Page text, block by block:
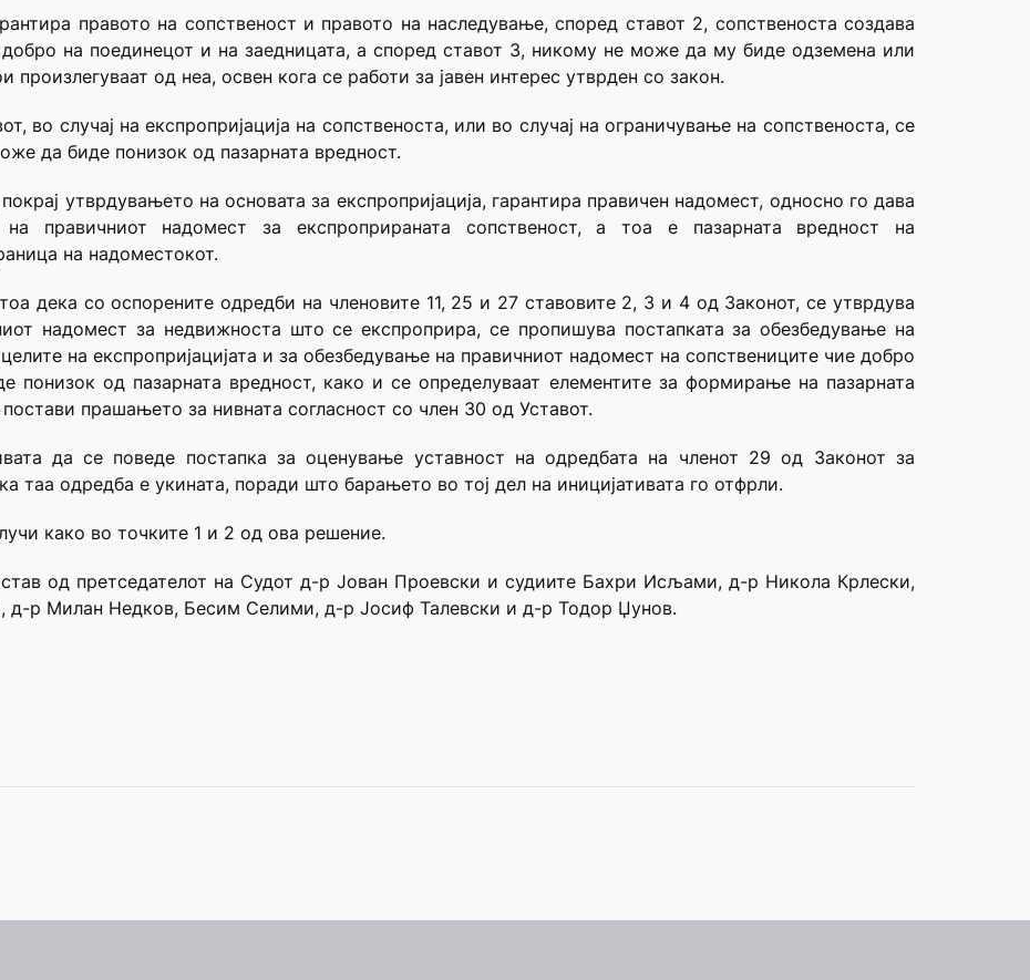
правото на сопственост и правото на наследување, според ставот 2, сопственоста создава
на поединецот и на заедницата, а според ставот 3, никому не може да му биде одземена или
произлегуваат од неа, освен кога се работи за јавен интерес утврден со закон.
во случај на експропријација на сопственоста, или во случај на ограничување на сопственоста, се
да биде понизок од пазарната вредност.
утврдувањето на основата за експропријација, гарантира правичен надомест, односно го дава
правичниот надомест за експроприраната сопственост, а тоа е пазарната вредност на
на надоместокот.
дека со оспорените одредби на членовите 11, 25 и 27 ставовите 2, 3 и 4 од Законот, се утврдува
надомест за недвижноста што се експроприра, се пропишува постапката за обезбедување на
на експропријацијата и за обезбедување на правичниот надомест на сопствениците чие добро
понизок од пазарната вредност, како и се определуваат елементите за формирање на пазарната
прашањето за нивната согласност со член 30 од Уставот.
да се поведе постапка за оценување уставност на одредбата на членот 29 од Законот за
таа одредба е укината, поради што барањето во тој дел на иницијативата го отфрли.
како во точките 1 и 2 од ова решение.
од претседателот на Судот д-р Јован Проевски и судиите Бахри Исљами, д-р Никола Крлески,
д-р Милан Недков, Бесим Селими, д-р Јосиф Талевски и д-р Тодор Џунов.